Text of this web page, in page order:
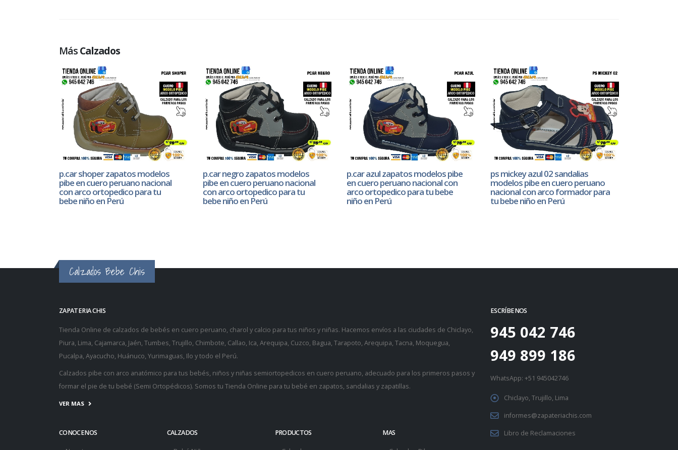
MásCalzados
p.car shoper zapatos modelos
pibe en cuero peruano nacional
con arco ortopedico para tu
bebe niño en Perú
p.car negro zapatos modelos
pibe en cuero peruano nacional
con arco ortopedico para tu
bebe niño en Perú
p.car azul zapatos modelos pibe
en cuero peruano nacional con
arco ortopedico para tu bebe
niño en Perú
ps mickey azul 02 sandalias
modelos pibe en cuero peruano
nacional con arco formador para
tu bebe niño en Perú
Calzados Bebe Chis
ZAPATERIA CHIS
Tienda Online de calzados de bebés en cuero peruano, charol y calcio para tus niños y niñas. Hacemos envíos a las ciudades de Chiclayo,
Piura, Lima, Cajamarca, Jaén, Tumbes, Trujillo, Chimbote, Callao, Ica, Arequipa, Cuzco, Bagua, Tarapoto, Arequipa, Tacna, Moquegua,
Pucalpa, Ayacucho, Huánuco, Yurimaguas, Ilo y todo el Perú.
Calzados pibe con arco anatómico para tus bebés, niños y niñas semiortopedicos en cuero peruano, adecuado para los primeros pasos y
formar el pie de tu bebé (Semi Ortopédicos). Somos tu Tienda Online para tu bebé en zapatos, sandalias y zapatillas.
VER MAS
CONOCENOS CALZADOS PRODUCTOS MAS
ESCRÍBENOS
945 042 746
949 899 186
WhatsApp: +51 945042746
Chiclayo, Trujillo, Lima
informes@zapateriachis.com
Libro de Reclamaciones